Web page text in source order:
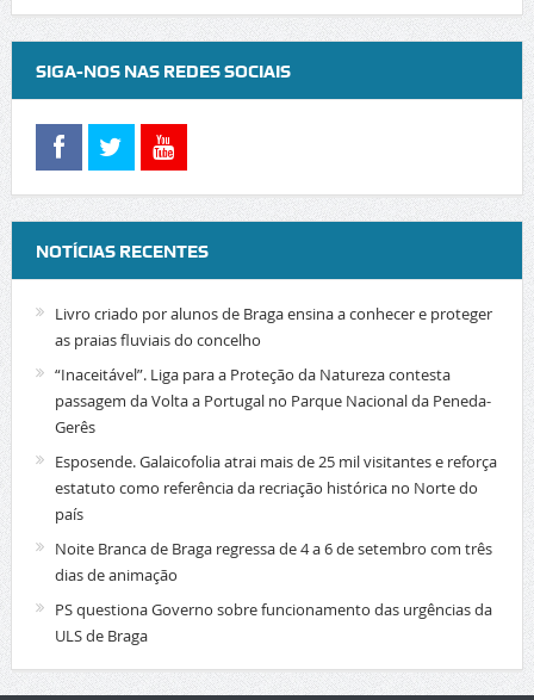
SIGA-NOS NAS REDES SOCIAIS
NOTÍCIAS RECENTES
Livro criado por alunos de Braga ensina a conhecer e proteger
as praias fluviais do concelho
“Inaceitável”. Liga para a Proteção da Natureza contesta
passagem da Volta a Portugal no Parque Nacional da Peneda-
Gerês
Esposende. Galaicofolia atrai mais de 25 mil visitantes e reforça
estatuto como referência da recriação histórica no Norte do
país
Noite Branca de Braga regressa de 4 a 6 de setembro com três
dias de animação
PS questiona Governo sobre funcionamento das urgências da
ULS de Braga